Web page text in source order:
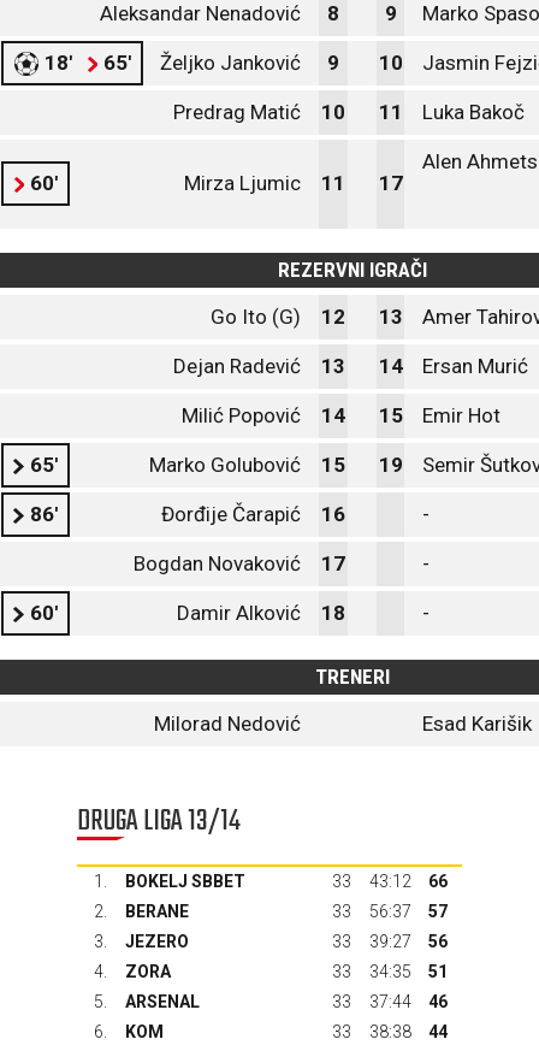
Aleksandar Nenadović 8 9 Marko
18' 65' Željko Janković 9 10 Jasmin
Predrag Matić 10 11 Luka Bakoč
60' Mirza Ljumic 11 17
Alen
REZERVNI IGRAČI
Go Ito (G)
12 13 Amer
Dejan Radević 13 14 Ersan Murić
Milić Popović 14 15 Emir Hot
65' Marko Golubović 15 19 Semir
86' Đorđije Čarapić 16 -
Bogdan Novaković 17 -
60' Damir Alković 18 -
TRENERI
Milorad Nedović
Esad Karišik
DRUGA LIGA 13/14
1. BOKELJ SBBET 33 43:12
66
2.
BERANE 33 56:37
57
3.
JEZERO 33 39:27
56
4.
ZORA 33 34:35
51
5.
ARSENAL 33 37:44
46
6.
KOM 33 38:38
44